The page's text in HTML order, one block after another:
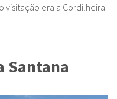
visitação era a Cordilheira
Santana